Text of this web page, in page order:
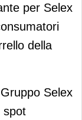
per Selex
della
Selex
spot